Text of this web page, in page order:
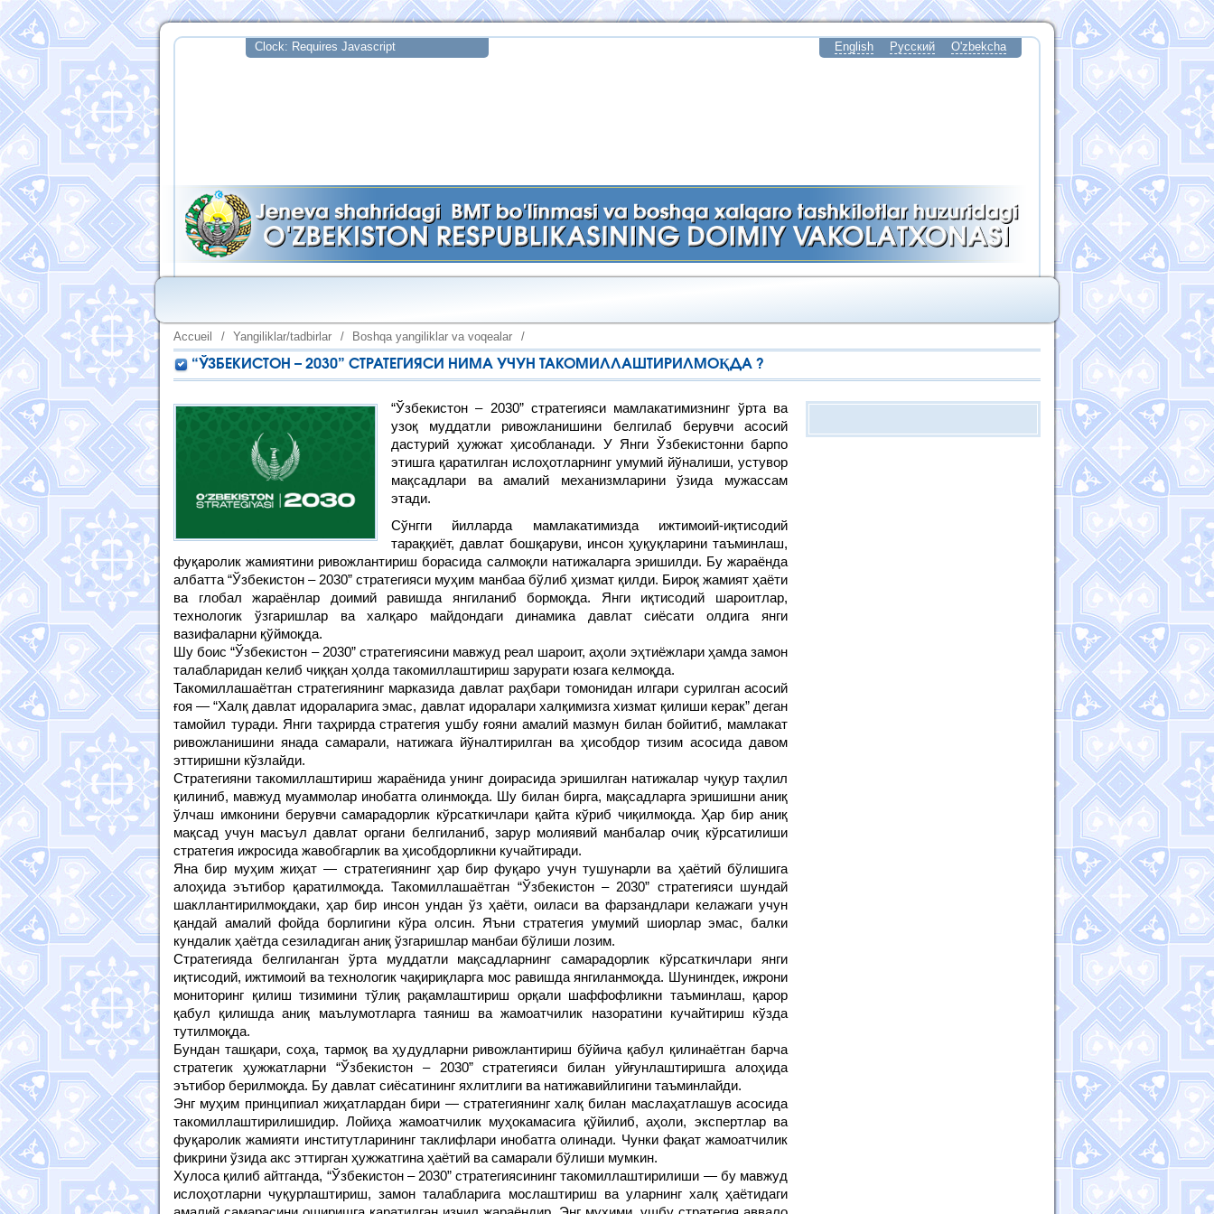
English Русский O'zbekcha
Accueil / Yangiliklar/tadbirlar / Boshqa yangiliklar va voqealar /
“ЎЗБЕКИСТОН – 2030” СТРАТЕГИЯСИ НИМА УЧУН ТАКОМИЛЛАШТИРИЛМОҚДА ?
“Ўзбекистон – 2030” стратегияси мамлакатимизнинг ўрта ва
узоқ муддатли ривожланишини белгилаб берувчи асосий
дастурий ҳужжат ҳисобланади. У Янги Ўзбекистонни барпо
этишга қаратилган ислоҳотларнинг умумий йўналиши, устувор
мақсадлари ва амалий механизмларини ўзида мужассам
этади.
Сўнгги йилларда мамлакатимизда ижтимоий-иқтисодий
тараққиёт, давлат бошқаруви, инсон ҳуқуқларини таъминлаш,
фуқаролик жамиятини ривожлантириш борасида салмоқли натижаларга эришилди. Бу жараёнда
албатта “Ўзбекистон – 2030” стратегияси муҳим манбаа бўлиб ҳизмат қилди. Бироқ жамият ҳаёти
ва глобал жараёнлар доимий равишда янгиланиб бормоқда. Янги иқтисодий шароитлар,
технологик ўзгаришлар ва халқаро майдондаги динамика давлат сиёсати олдига янги
вазифаларни қўймоқда.
Шу боис “Ўзбекистон – 2030” стратегиясини мавжуд реал шароит, аҳоли эҳтиёжлари ҳамда замон
талабларидан келиб чиққан ҳолда такомиллаштириш зарурати юзага келмоқда.
Такомиллашаётган стратегиянинг марказида давлат раҳбари томонидан илгари сурилган асосий
ғоя — “Халқ давлат идораларига эмас, давлат идоралари халқимизга хизмат қилиши керак” деган
тамойил туради. Янги таҳрирда стратегия ушбу ғояни амалий мазмун билан бойитиб, мамлакат
ривожланишини янада самарали, натижага йўналтирилган ва ҳисобдор тизим асосида давом
эттиришни кўзлайди.
Стратегияни такомиллаштириш жараёнида унинг доирасида эришилган натижалар чуқур таҳлил
қилиниб, мавжуд муаммолар инобатга олинмоқда. Шу билан бирга, мақсадларга эришишни аниқ
ўлчаш имконини берувчи самарадорлик кўрсаткичлари қайта кўриб чиқилмоқда. Ҳар бир аниқ
мақсад учун масъул давлат органи белгиланиб, зарур молиявий манбалар очиқ кўрсатилиши
стратегия ижросида жавобгарлик ва ҳисобдорликни кучайтиради.
Яна бир муҳим жиҳат — стратегиянинг ҳар бир фуқаро учун тушунарли ва ҳаётий бўлишига
алоҳида эътибор қаратилмоқда. Такомиллашаётган “Ўзбекистон – 2030” стратегияси шундай
шакллантирилмоқдаки, ҳар бир инсон ундан ўз ҳаёти, оиласи ва фарзандлари келажаги учун
қандай амалий фойда борлигини кўра олсин. Яъни стратегия умумий шиорлар эмас, балки
кундалик ҳаётда сезиладиган аниқ ўзгаришлар манбаи бўлиши лозим.
Стратегияда белгиланган ўрта муддатли мақсадларнинг самарадорлик кўрсаткичлари янги
иқтисодий, ижтимоий ва технологик чақириқларга мос равишда янгиланмоқда. Шунингдек, ижрони
мониторинг қилиш тизимини тўлиқ рақамлаштириш орқали шаффофликни таъминлаш, қарор
қабул қилишда аниқ маълумотларга таяниш ва жамоатчилик назоратини кучайтириш кўзда
тутилмоқда.
Бундан ташқари, соҳа, тармоқ ва ҳудудларни ривожлантириш бўйича қабул қилинаётган барча
стратегик ҳужжатларни “Ўзбекистон – 2030” стратегияси билан уйғунлаштиришга алоҳида
эътибор берилмоқда. Бу давлат сиёсатининг яхлитлиги ва натижавийлигини таъминлайди.
Энг муҳим принципиал жиҳатлардан бири — стратегиянинг халқ билан маслаҳатлашув асосида
такомиллаштирилишидир. Лойиҳа жамоатчилик муҳокамасига қўйилиб, аҳоли, экспертлар ва
фуқаролик жамияти институтларининг таклифлари инобатга олинади. Чунки фақат жамоатчилик
фикрини ўзида акс эттирган ҳужжатгина ҳаётий ва самарали бўлиши мумкин.
Хулоса қилиб айтганда, “Ўзбекистон – 2030” стратегиясининг такомиллаштирилиши — бу мавжуд
ислоҳотларни чуқурлаштириш, замон талабларига мослаштириш ва уларнинг халқ ҳаётидаги